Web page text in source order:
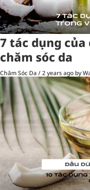
7 tác dụng
chăm sóc da
Chăm Sóc Da /2 years ago by